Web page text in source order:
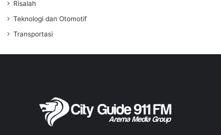
Risalah
Teknologi dan Otomotif
Transportasi